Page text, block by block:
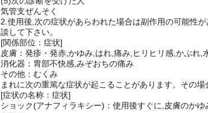
(4)高齢者
(5)次の診断を受けた人
気管支ぜんそく
2.使用後,次の症状があらわれた場合は副作用の可能性
談して下さい。
[関係部位：症状]
皮膚：発疹・発赤,かゆみ,はれ,痛み,ヒリヒリ感,かぶれ,
消化器：胃部不快感,みぞおちの痛み
その他：むくみ
まれに次の重篤な症状が起こることがあります。その場
[症状の名称：症状]